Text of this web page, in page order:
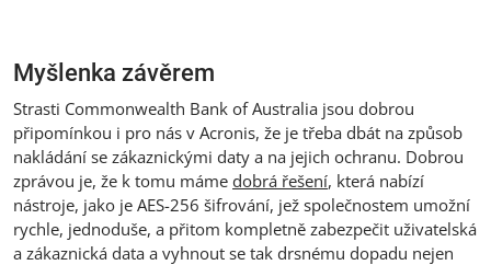
Myšlenka závěrem
Strasti Commonwealth Bank of Australia jsou dobrou
připomínkou i pro nás v Acronis, že je třeba dbát na způsob
nakládání se zákaznickými daty a na jejich ochranu. Dobrou
zprávou je, že k tomu máme dobrá řešení, která nabízí
nástroje, jako je AES-256 šifrování, jež společnostem umožní
rychle, jednoduše, a přitom kompletně zabezpečit uživatelská
a zákaznická data a vyhnout se tak drsnému dopadu nejen